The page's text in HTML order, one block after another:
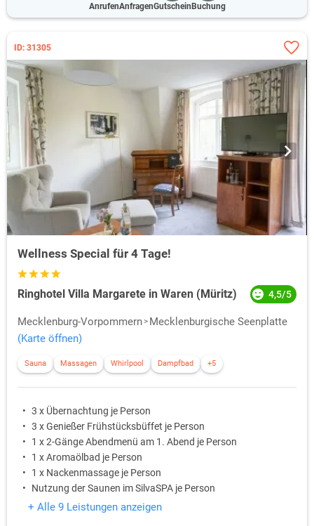
AnrufenAnfragenGutschein Buchung
ID: 31305
Wellness Special für 4 Tage!
Ringhotel Villa Margarete in Waren (Müritz) 4,5/5
Mecklenburg-Vorpommern
Mecklenburgische Seenplatte
(Karte öffnen)
Sauna Massagen Whirlpool Dampfbad +5
3 x Übernachtung je Person
3 x Genießer Frühstücksbüffet je Person
1 x 2-Gänge Abendmenü am 1. Abend je Person
1 x Aromaölbad je Person
1 x Nackenmassage je Person
Nutzung der Saunen im SilvaSPA je Person
+ Alle 9 Leistungen anzeigen